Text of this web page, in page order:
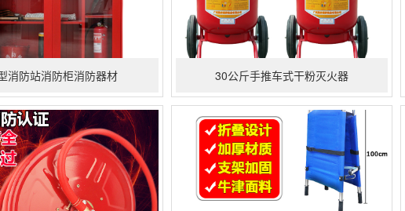
消防站消防柜消防器材 30公斤手推车式干粉灭火器